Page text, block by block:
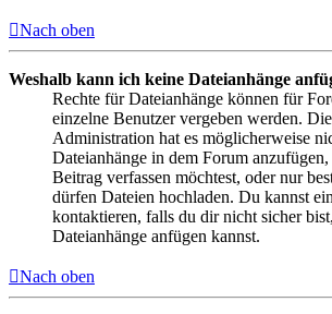
Nach oben
Weshalb kann ich keine Dateianhänge
Rechte für Dateianhänge können für
einzelne Benutzer vergeben werden.
Administration hat es möglicherweise
Dateianhänge in dem Forum
Beitrag verfassen möchtest, oder nur
dürfen Dateien hochladen. Du kannst
kontaktieren, falls du dir nicht sicher
Dateianhänge anfügen kannst.
Nach oben